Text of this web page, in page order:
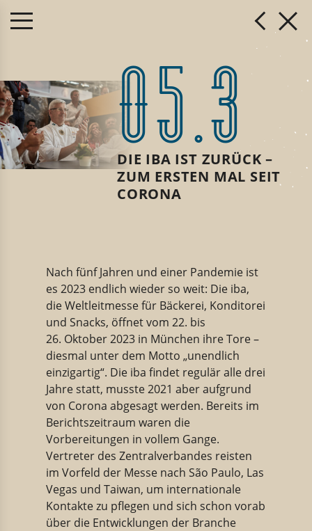
05.3
DIE IBA IST ZURÜCK –
ZUM ERSTEN MAL SEIT
CORONA
Nach fünf Jahren und einer Pandemie ist
es 2023 endlich wieder so weit: Die iba,
die Weltleitmesse für Bäckerei, Konditorei
und Snacks, öffnet vom 22. bis
26. Oktober 2023 in München ihre Tore –
diesmal unter dem Motto „unendlich
einzigartig“. Die iba findet regulär alle drei
Jahre statt, musste 2021 aber aufgrund
von Corona abgesagt werden. Bereits im
Berichtszeitraum waren die
Vorbereitungen in vollem Gange.
Vertreter des Zentralverbandes reisten
im Vorfeld der Messe nach São Paulo, Las
Vegas und Taiwan, um internationale
Kontakte zu pflegen und sich schon vorab
über die Entwicklungen der Branche